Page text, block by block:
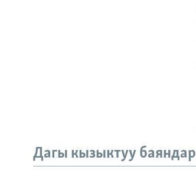
Дагы кызыктуу баяндар